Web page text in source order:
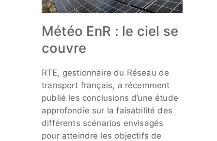
Météo EnR : le ciel se
couvre
RTE, gestionnaire du Réseau de
transport français, a récemment
publié les conclusions d’une étude
approfondie sur la faisabilité des
différents scénarios envisagés
pour atteindre les objectifs de